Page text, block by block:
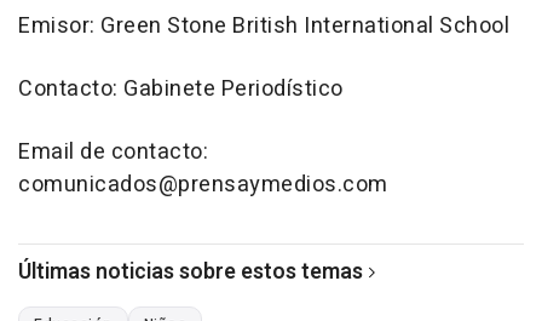
Emisor: Green Stone British International School
Contacto: Gabinete Periodístico
Email de contacto:
comunicados@prensaymedios.com
Últimas noticias sobre estos temas